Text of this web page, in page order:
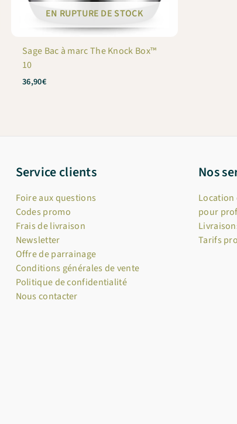
EN RUPTURE DE STOCK
Sage Bac à marc The Knock Box™
10
36,90€
Service clients
Foire aux questions
Codes promo
Frais de livraison
Newsletter
Offre de parrainage
Conditions générales de vente
Politique de confidentialité
Nous contacter
Nos
Location
pour
Tarifs